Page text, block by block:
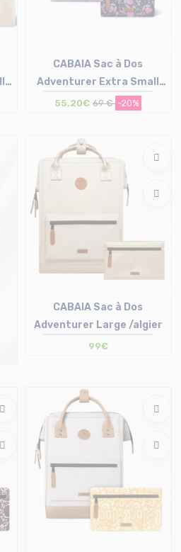
T.U
CABAIA Sac à Dos
Adventurer Extra Small
/capri
55,20€ 69 € -20%
CABAIA Sac à Dos
Adventurer Large /algier
99€